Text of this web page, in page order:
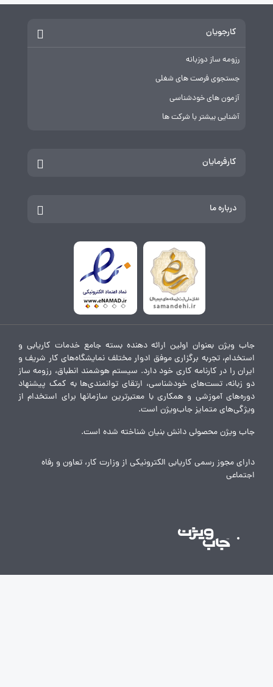
کارجویان
رزومه ساز دوزبانه
جستجوی فرصت های شغلی
آزمون های خودشناسی
آشنایی بیشتر با شرکت ها
کارفرمایان
درباره ما
جاب ویژن بعنوان اولین ارائه دهنده بسته جامع خدمات کاریابی و
استخدام، تجربه برگزاری موفق ادوار مختلف نمایشگاه‌های کار شریف و
ایران را در کارنامه کاری خود دارد. سیستم هوشمند انطباق، رزومه ساز
دو زبانه، تست‌های خودشناسی، ارتقای توانمندی‌ها به کمک پیشنهاد
دوره‌های آموزشی و همکاری با معتبرترین سازمانها برای استخدام از
ویژگی‌های متمایز جاب‌ویژن است.
جاب ویژن محصولی دانش بنیان شناخته شده است.
دارای مجوز رسمی کاریابی الکترونیکی از وزارت کار، تعاون و رفاه
اجتماعی